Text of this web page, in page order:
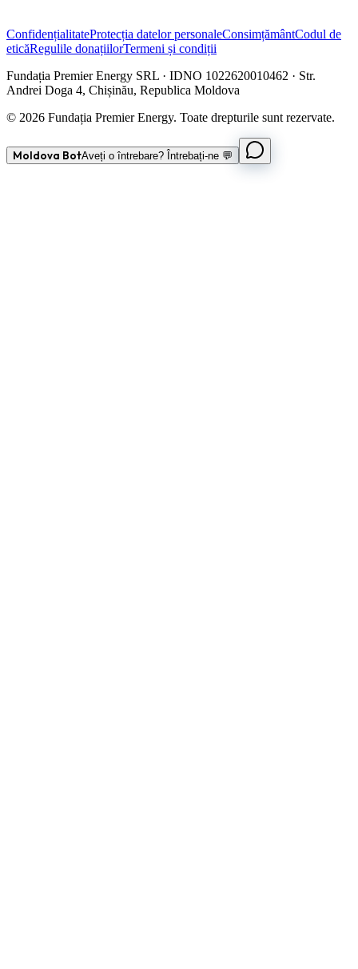
ConfidențialitateProtecția datelor personaleConsimțământCodul de
eticăRegulile donațiilorTermeni și condiții
Fundația Premier Energy SRL · IDNO 1022620010462 · Str.
Andrei Doga 4, Chișinău, Republica Moldova
© 2026 Fundația Premier Energy. Toate drepturile sunt rezervate.
Moldova BotAveți o întrebare? Întrebați-ne 💬